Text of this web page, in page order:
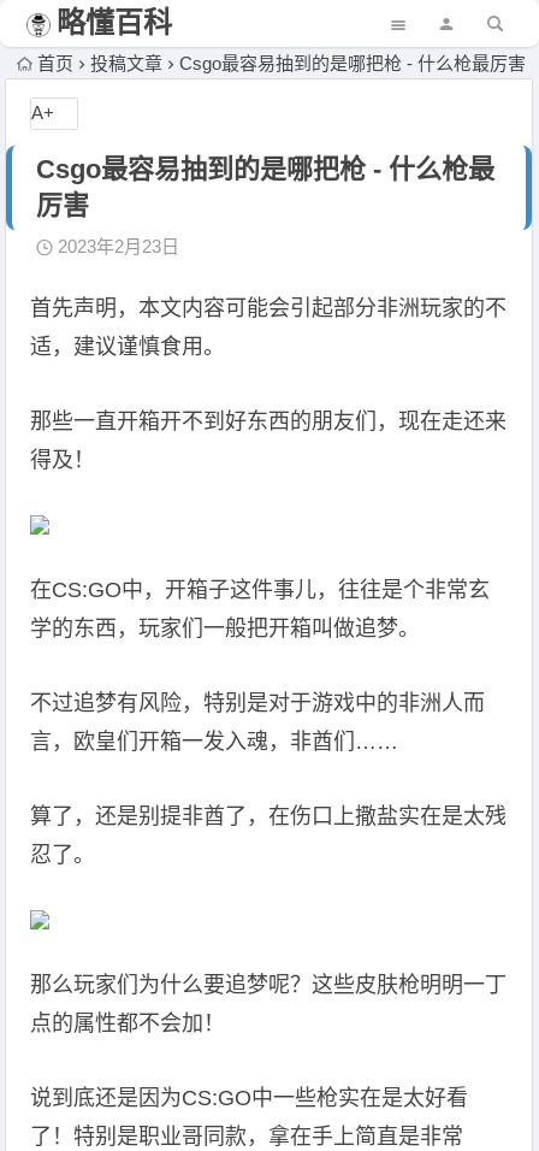
略懂百科
首页 投稿文章 Csgo最容易抽到的是哪把枪 - 什么枪最厉害
Csgo最容易抽到的是哪把枪 - 什么枪最
厉害
2023年2月23日
首先声明，本文内容可能会引起部分非洲玩家的不
适，建议谨慎食用。
那些一直开箱开不到好东西的朋友们，现在走还来
得及！
在CS:GO中，开箱子这件事儿，往往是个非常玄
学的东西，玩家们一般把开箱叫做追梦。
不过追梦有风险，特别是对于游戏中的非洲人而
言，欧皇们开箱一发入魂，非酋们……
算了，还是别提非酋了，在伤口上撒盐实在是太残
忍了。
那么玩家们为什么要追梦呢？这些皮肤枪明明一丁
点的属性都不会加！
说到底还是因为CS:GO中一些枪实在是太好看
了！特别是职业哥同款，拿在手上简直是非常
A+